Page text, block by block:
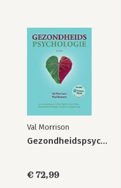
Val Morrison
Gezondheidspsychologie
€ 72,99